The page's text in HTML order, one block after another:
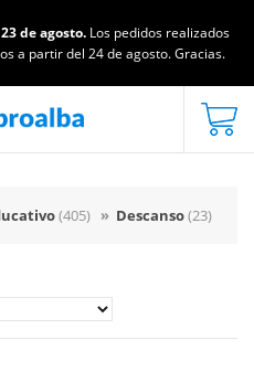
de agosto. Los pedidos realizados
a partir del 24 de agosto. Gracias.
(405) » Descanso(23)